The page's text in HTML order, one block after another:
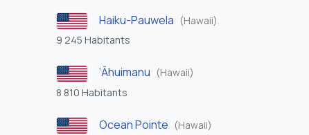
Haiku-Pauwela (Hawaii)
9 245 Habitants
‘Āhuimanu (Hawaii)
8 810 Habitants
Ocean Pointe (Hawaii)